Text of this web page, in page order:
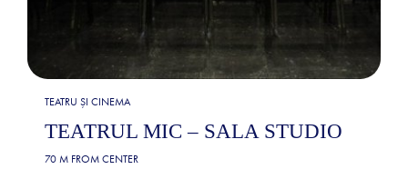
TEATRU ȘI CINEMA
TEATRUL MIC – SALA STUDIO
70 M FROM CENTER